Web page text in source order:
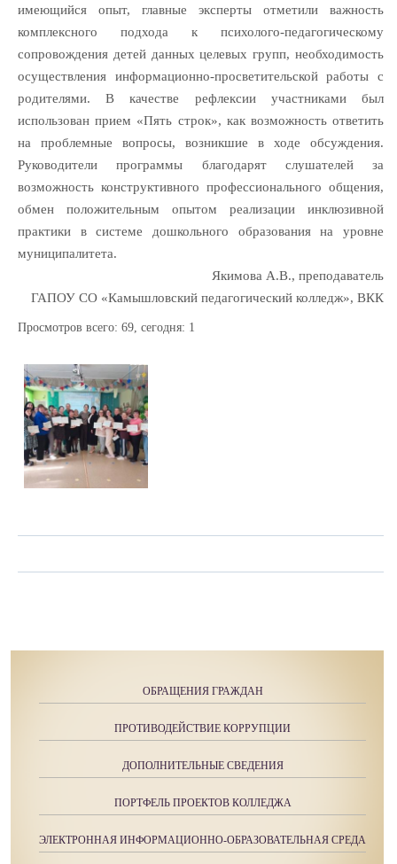
имеющийся опыт, главные эксперты отметили важность
комплексного подхода к психолого-педагогическому
сопровождения детей данных целевых групп, необходимость
осуществления информационно-просветительской работы с
родителями. В качестве рефлексии участниками был
использован прием «Пять строк», как возможность ответить
на проблемные вопросы, возникшие в ходе обсуждения.
Руководители программы благодарят слушателей за
возможность конструктивного профессионального общения,
обмен положительным опытом реализации инклюзивной
практики в системе дошкольного образования на уровне
муниципалитета.
Якимова А.В., преподаватель
ГАПОУ СО «Камышловский педагогический колледж», ВКК
Просмотров всего: 69, сегодня: 1
ОБРАЩЕНИЯ ГРАЖДАН
ПРОТИВОДЕЙСТВИЕ КОРРУПЦИИ
ДОПОЛНИТЕЛЬНЫЕ СВЕДЕНИЯ
ПОРТФЕЛЬ ПРОЕКТОВ КОЛЛЕДЖА
ЭЛЕКТРОННАЯ ИНФОРМАЦИОННО-ОБРАЗОВАТЕЛЬНАЯ СРЕДА